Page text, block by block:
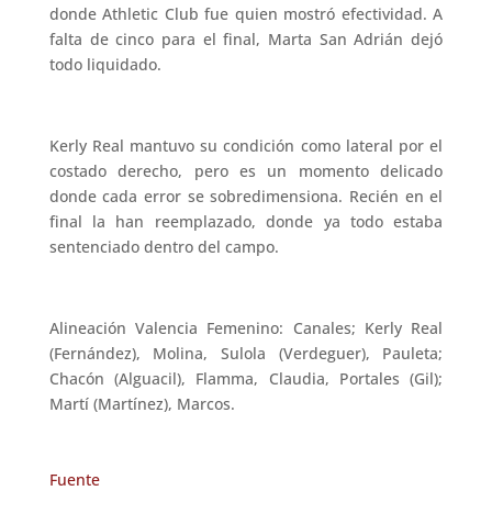
donde Athletic Club fue quien mostró efectividad. A
falta de cinco para el final, Marta San Adrián dejó
todo liquidado.
Kerly Real mantuvo su condición como lateral por el
costado derecho, pero es un momento delicado
donde cada error se sobredimensiona. Recién en el
final la han reemplazado, donde ya todo estaba
sentenciado dentro del campo.
Alineación Valencia Femenino: Canales; Kerly Real
(Fernández), Molina, Sulola (Verdeguer), Pauleta;
Chacón (Alguacil), Flamma, Claudia, Portales (Gil);
Martí (Martínez), Marcos.
Fuente